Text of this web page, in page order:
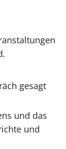
gesagt
und das
und